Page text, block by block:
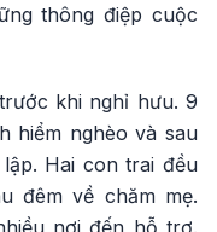
thông điệp cuộc
khi nghỉ hưu. 9
hiểm nghèo và sau
Hai con trai đều
đêm về chăm mẹ.
nơi đến hỗ trợ.